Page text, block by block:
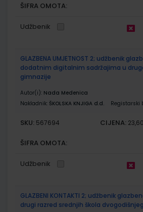
ŠIFRA OMOTA:
Udžbenik
GLAZBENA UMJETNOST 2; udžbenik
dodatnim digitalnim sadržajima u
gimnazije
Autor(i): Nada Medenica
Nakladnik: ŠKOLSKA KNJIGA d.d. Registarski
SKU: 567694 CIJENA:
ŠIFRA OMOTA:
Udžbenik
GLAZBENI KONTAKTI 2; udžbenik
drugi razred srednjih škola